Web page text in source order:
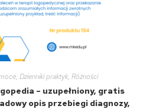
, Dzienniki praktyk, Różności
– uzupełniony, gratis
opis przebiegi diagnozy,